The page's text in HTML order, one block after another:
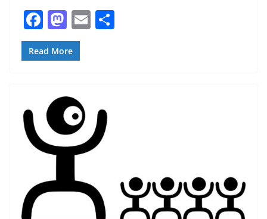
F
a
c
b
o
o
k
M
a
st
d
o
n
E
Read More